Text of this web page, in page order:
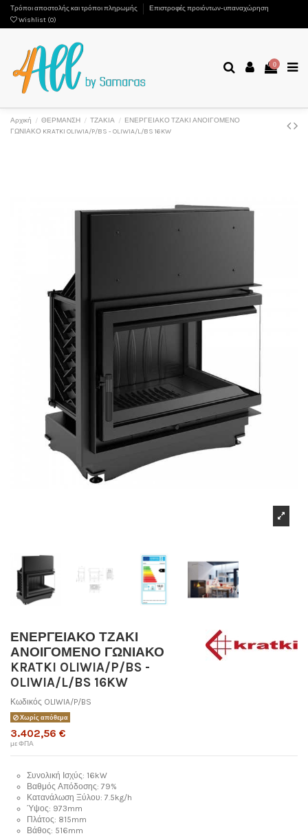
Τρόποι αποστολής και τρόποι πληρωμής
Επιστροφές προιόντων-υπαναχώρηση
Wishlist (0)
0
Αρχική ΘΕΡΜΑΝΣΗ ΤΖΑΚΙΑ
ΕΝΕΡΓΕΙΑΚΟ ΤΖΑΚΙ ΑΝΟΙΓΟΜΕΝΟ
ΓΩΝΙΑΚΟ KRATKI OLIWIA/P/BS - OLIWIA/L/BS 16KW
ΕΝΕΡΓΕΙΑΚΟ ΤΖΑΚΙ
ΑΝΟΙΓΟΜΕΝΟ ΓΩΝΙΑΚΟ
KRATKI OLIWIA/P/BS -
OLIWIA/L/BS 16KW
Κωδικός OLIWIA/P/BS
Χωρίς απόθεμα
3.402,56 €
με ΦΠΑ
Συνολική Ισχύς: 16kW
Βαθμός Απόδοσης: 79%
Κατανάλωση Ξύλου: 7.5kg/h
Ύψος: 973mm
Πλάτος: 815mm
Βάθος: 516mm